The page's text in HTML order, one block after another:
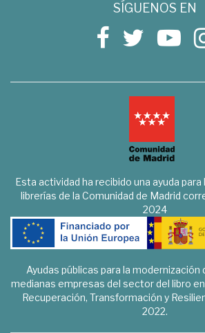
SÍGUENOS EN
Esta actividad ha recibido una ayuda
librerías de la Comunidad de Madrid
2024
Ayudas públicas para la modernización
medianas empresas del sector del libro
Recuperación, Transformación y
2022.